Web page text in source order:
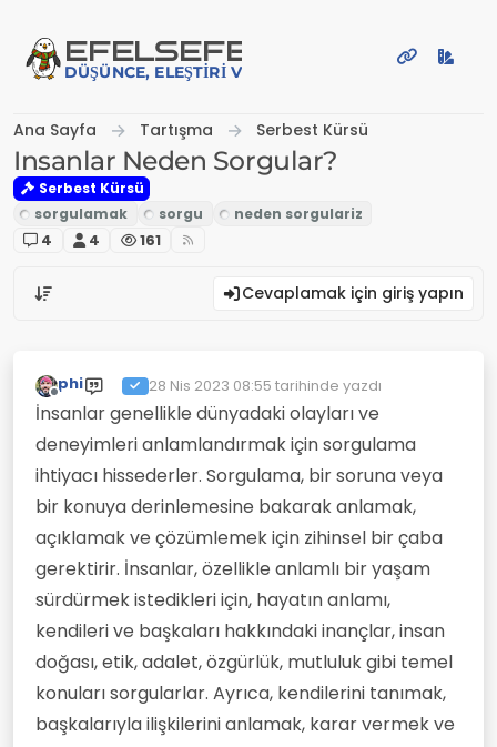
EFELSEFE
DÜŞÜNCE, ELEŞTIRI VE PAYLAŞIM PLATFORMU
Ana Sayfa Tartışma Serbest Kürsü
Insanlar Neden Sorgular?
Serbest Kürsü
4 4 161
Cevaplamak için giriş yapın
Çevrimdışı
phi 28 Nis 2023 08:55 tarihinde yazdı
Son düzenleyen:
İnsanlar genellikle dünyadaki olayları ve
deneyimleri anlamlandırmak için sorgulama
ihtiyacı hissederler. Sorgulama, bir soruna veya
bir konuya derinlemesine bakarak anlamak,
açıklamak ve çözümlemek için zihinsel bir çaba
gerektirir. İnsanlar, özellikle anlamlı bir yaşam
sürdürmek istedikleri için, hayatın anlamı,
kendileri ve başkaları hakkındaki inançlar, insan
doğası, etik, adalet, özgürlük, mutluluk gibi temel
konuları sorgularlar. Ayrıca, kendilerini tanımak,
başkalarıyla ilişkilerini anlamak, karar vermek ve